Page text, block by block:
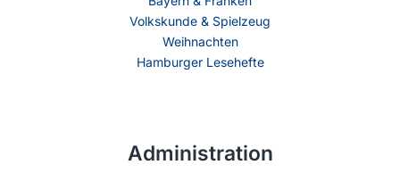
Volkskunde & Spielzeug
Weihnachten
Hamburger Lesehefte
Administration